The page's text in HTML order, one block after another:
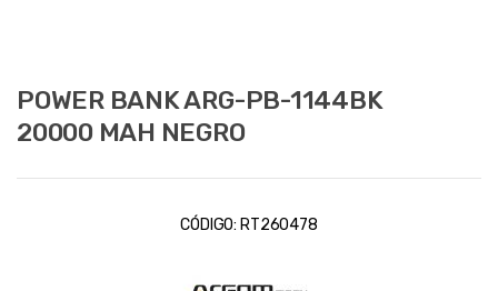
POWER BANK ARG-PB-1144BK
20000 MAH NEGRO
CÓDIGO: RT260478